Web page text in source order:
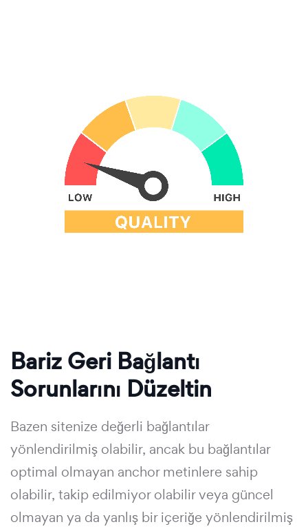
Bariz Geri Bağlantı
Sorunlarını Düzeltin
Bazen sitenize değerli bağlantılar
yönlendirilmiş olabilir, ancak bu bağlantılar
optimal olmayan anchor metinlere sahip
olabilir, takip edilmiyor olabilir veya güncel
olmayan ya da yanlış bir içeriğe yönlendirilmiş